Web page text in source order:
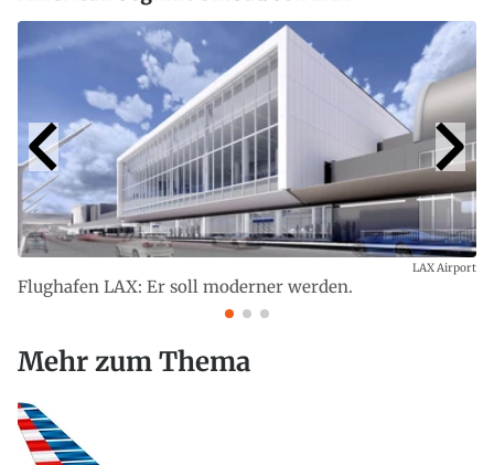
Flughafen LAX: Er soll moderner werden.
LAX Airport
Mehr zum Thema